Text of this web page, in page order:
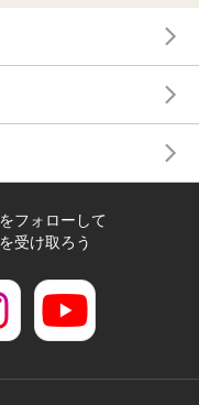
フォローして
受け取ろう